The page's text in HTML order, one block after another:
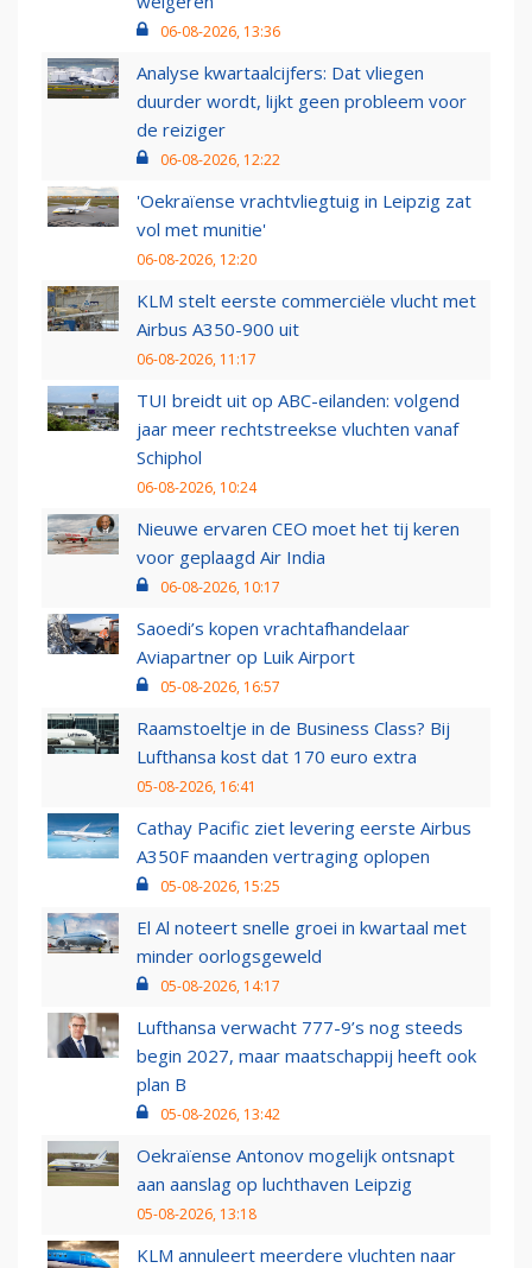
06-08-2026, 13:36
Analyse kwartaalcijfers: Dat vliegen
duurder wordt, lijkt geen probleem voor
de reiziger
06-08-2026, 12:22
'Oekraïense vrachtvliegtuig in Leipzig zat
vol met munitie'
06-08-2026, 12:20
KLM stelt eerste commerciële vlucht met
Airbus A350-900 uit
06-08-2026, 11:17
TUI breidt uit op ABC-eilanden: volgend
jaar meer rechtstreekse vluchten vanaf
Schiphol
06-08-2026, 10:24
Nieuwe ervaren CEO moet het tij keren
voor geplaagd Air India
06-08-2026, 10:17
Saoedi’s kopen vrachtafhandelaar
Aviapartner op Luik Airport
05-08-2026, 16:57
Raamstoeltje in de Business Class? Bij
Lufthansa kost dat 170 euro extra
05-08-2026, 16:41
Cathay Pacific ziet levering eerste Airbus
A350F maanden vertraging oplopen
05-08-2026, 15:25
El Al noteert snelle groei in kwartaal met
minder oorlogsgeweld
05-08-2026, 14:17
Lufthansa verwacht 777-9’s nog steeds
begin 2027, maar maatschappij heeft ook
plan B
05-08-2026, 13:42
Oekraïense Antonov mogelijk ontsnapt
aan aanslag op luchthaven Leipzig
05-08-2026, 13:18
KLM annuleert meerdere vluchten naar